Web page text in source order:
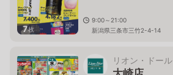
7枚
9:00～21:00
新潟県三条市三竹2-4-14
リオン・ドール